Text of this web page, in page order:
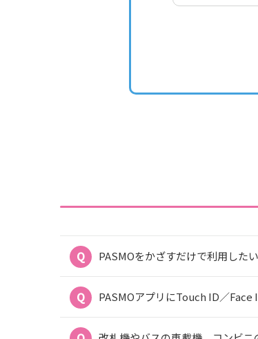
PASMOをかざすだけで利用した
PASMOアプリにTouch ID／Face